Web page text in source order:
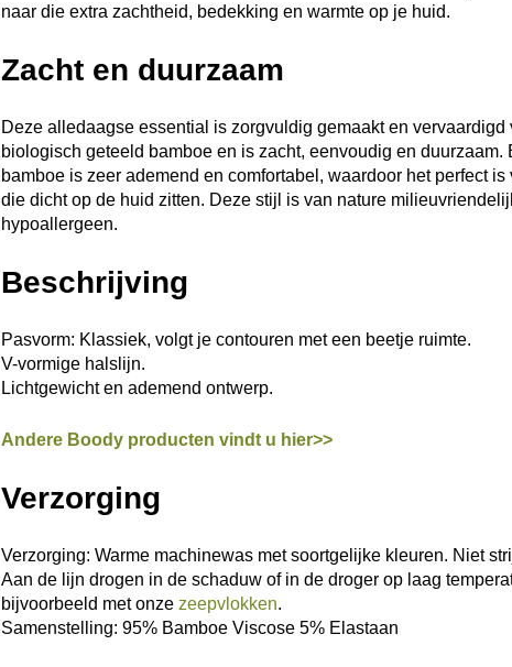
naar die extra zachtheid, bedekking en warmte op je huid.
Zacht en duurzaam
Deze alledaagse essential is zorgvuldig gemaakt en vervaardigd
biologisch geteeld bamboe en is zacht, eenvoudig en duurzaam.
bamboe is zeer ademend en comfortabel, waardoor het perfect
die dicht op de huid zitten. Deze stijl is van nature
hypoallergeen.
Beschrijving
Pasvorm: Klassiek, volgt je contouren met een beetje ruimte.
V-vormige halslijn.
Lichtgewicht en ademend ontwerp.
Andere Boody producten vindt u hier>>
Verzorging
Verzorging: Warme machinewas met soortgelijke kleuren. Niet
Aan de lijn drogen in de schaduw of in de droger op laag
bijvoorbeeld met onze zeepvlokken.
Samenstelling: 95% Bamboe Viscose 5% Elastaan